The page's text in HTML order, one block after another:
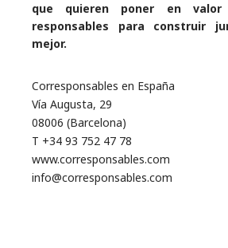
que quieren poner en valor
responsables para construir
mejor.
Corresponsables en España
Vía Augusta, 29
08006 (Barcelona)
T +34 93 752 47 78
www.corresponsables.com
info@corresponsables.com